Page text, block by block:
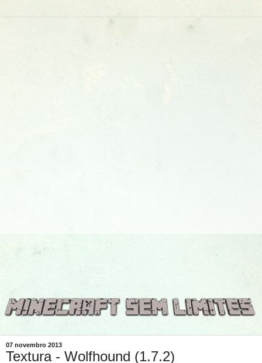
07 novembro 2013
Textura - Wolfhound (1.7.2)